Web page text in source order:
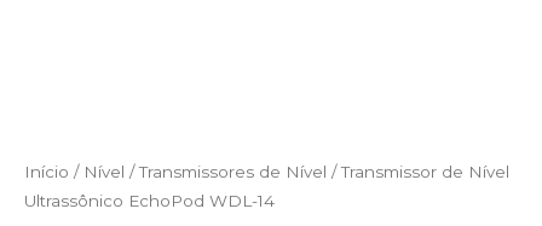
Início / Nível /Transmissores de Nível / Transmissor de Nível
Ultrassônico EchoPod WDL-14